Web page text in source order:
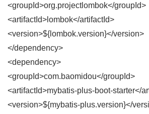
<groupId>org.projectlombok</groupId>
<artifactId>lombok</artifactId>
<version>${lombok.version}</version>
</dependency>
<dependency>
<groupId>com.baomidou</groupId>
<artifactId>mybatis-plus-boot-starter</
<version>${mybatis-plus.version}</